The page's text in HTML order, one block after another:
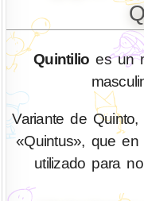
Quintilio es un
Variante de
«Quintus», que
utilizado para